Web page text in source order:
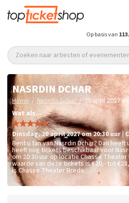
Op basis van
Zoeken naar artiesten of evenementen
NASRDIN DCHAR
Home / Nasrdin Dchar / 20 april 2027
Wat als...
dinsdag,20 april 2027 om 20:30uur |
Bent u fan van Nasrdin Dchar? Dan
heeft nog tickets beschikbaar voor
om 20:30 uur op locatie Chasse Theater
waarde van deze tickets is€20,- tot
is Chasse Theater Breda.